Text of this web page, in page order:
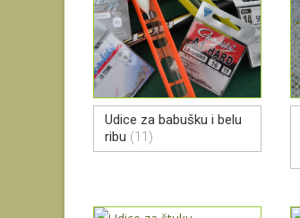
Udice za babušku i belu
ribu (11)